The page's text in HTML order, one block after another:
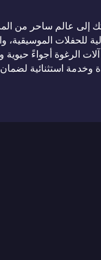
بالبطارية
رينتال
إلى عالم ساحر من
للحفلات
الرغوة أجواءً
وخدمة استثنائية